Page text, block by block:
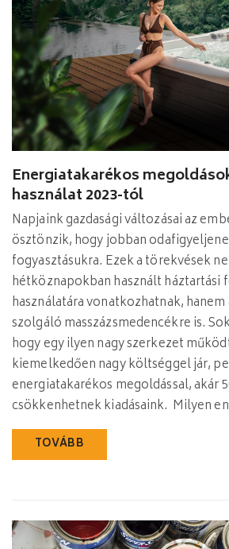
Energiatakarékos
használat 2023-tól
Napjaink gazdasági változásai az
ösztönzik, hogy jobban
fogyasztásukra. Ezek a törekvések
hétköznapokban használt háztartási
használatára vonatkozhatnak,
szolgáló masszázsmedencékre is.
hogy egy ilyen nagy szerkezet
kiemelkedően nagy költséggel jár,
energiatakarékos megoldással, akár
csökkenhetnek kiadásaink. Milyen
TOVÁBB